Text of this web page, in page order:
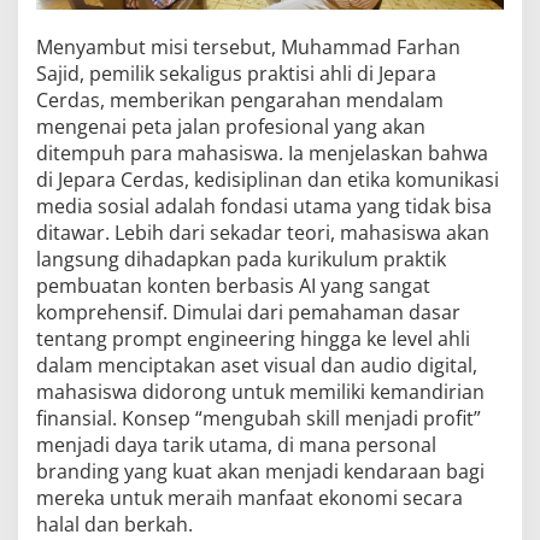
Menyambut misi tersebut, Muhammad Farhan
Sajid, pemilik sekaligus praktisi ahli di Jepara
Cerdas, memberikan pengarahan mendalam
mengenai peta jalan profesional yang akan
ditempuh para mahasiswa. Ia menjelaskan bahwa
di Jepara Cerdas, kedisiplinan dan etika komunikasi
media sosial adalah fondasi utama yang tidak bisa
ditawar. Lebih dari sekadar teori, mahasiswa akan
langsung dihadapkan pada kurikulum praktik
pembuatan konten berbasis AI yang sangat
komprehensif. Dimulai dari pemahaman dasar
tentang prompt engineering hingga ke level ahli
dalam menciptakan aset visual dan audio digital,
mahasiswa didorong untuk memiliki kemandirian
finansial. Konsep “mengubah skill menjadi profit”
menjadi daya tarik utama, di mana personal
branding yang kuat akan menjadi kendaraan bagi
mereka untuk meraih manfaat ekonomi secara
halal dan berkah.